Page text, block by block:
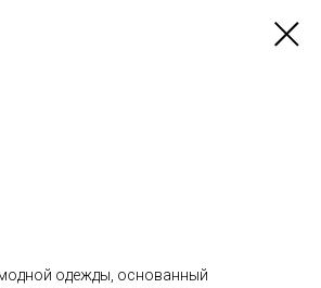
одежды, основанный